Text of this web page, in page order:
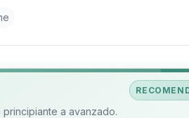
a avanzado.